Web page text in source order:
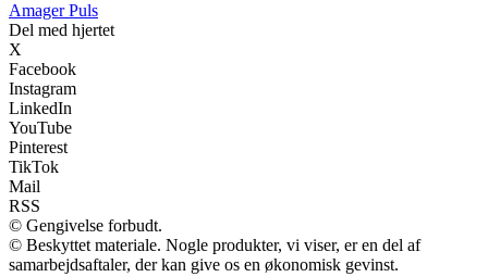
Amager Puls
Del med hjertet
X
Facebook
Instagram
LinkedIn
YouTube
Pinterest
TikTok
Mail
RSS
© Gengivelse forbudt.
© Beskyttet materiale. Nogle produkter, vi viser, er en del af
samarbejdsaftaler, der kan give os en økonomisk gevinst.